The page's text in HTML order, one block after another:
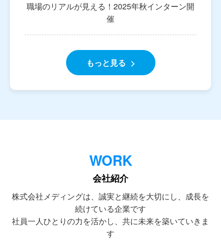
職場のリアルが見える！2025年秋インターン開
催
もっと見る
WORK
会社紹介
株式会社メディングは、誠実と継続を大切にし、成長を
続けている企業です
社員一人ひとりの力を活かし、共に未来を築いていきま
す